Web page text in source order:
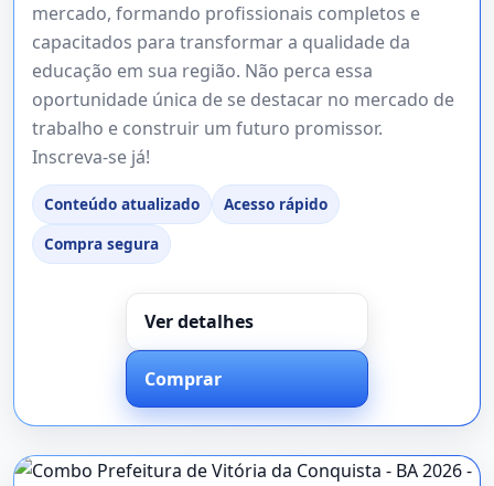
mercado, formando profissionais completos e
capacitados para transformar a qualidade da
educação em sua região. Não perca essa
oportunidade única de se destacar no mercado de
trabalho e construir um futuro promissor.
Inscreva-se já!
Conteúdo atualizado
Acesso rápido
Compra segura
Ver detalhes
Comprar